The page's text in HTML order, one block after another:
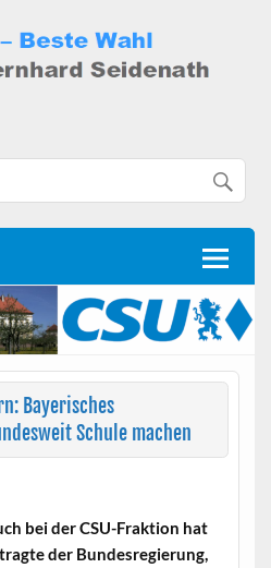
Bayerisches
Schule machen
bei der CSU-Frak­tion hat
der Bun­desregierung,